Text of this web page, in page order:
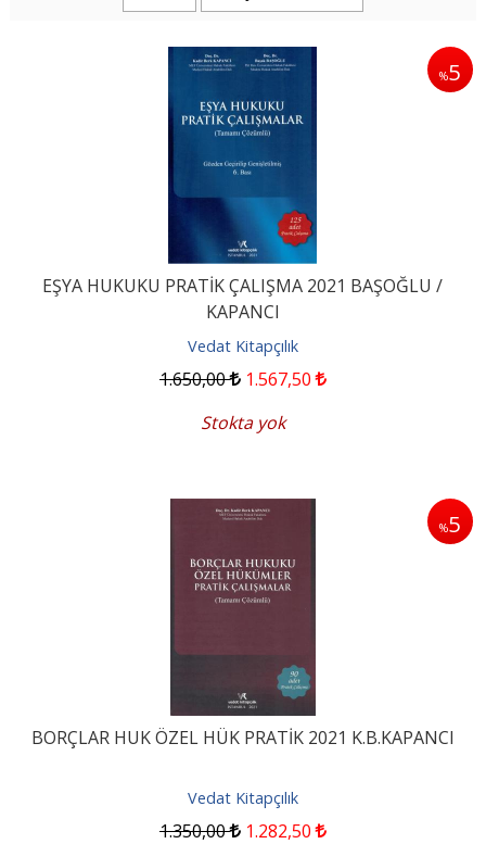
%5
EŞYA HUKUKU PRATİK ÇALIŞMA 2021 BAŞOĞLU /
KAPANCI
Vedat Kitapçılık
1.650,00 1.567,50
Stokta yok
%5
BORÇLAR HUK ÖZEL HÜK PRATİK 2021 K.B.KAPANCI
Vedat Kitapçılık
1.350,00 1.282,50